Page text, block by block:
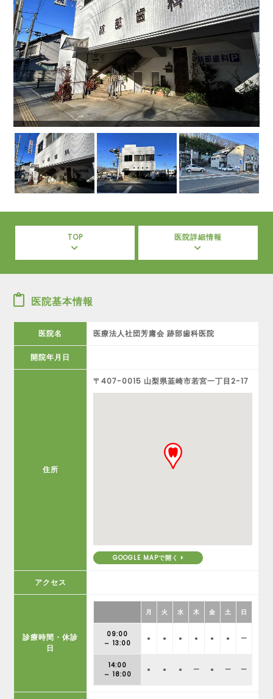
TOP 医院詳細情報
医院基本情報
医院名 医療法人社団芳庸会 跡部歯科医院
開院年月日
住所
〒407-0015 山梨県韮崎市若宮一丁目2-17
GOOGLE MAPで開く
アクセス
診療時間・休診
日
月 火 水 木 金 土 日
09:00
～ 13:00
● ● ● ● ● ● ー
14:00
～ 18:00
● ● ● ー ● ー ー